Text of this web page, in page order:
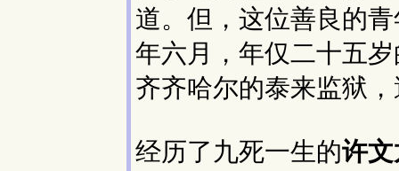
道。但，这位善良的
年六月，年仅二十五
齐齐哈尔的泰来监狱
经历了九死一生的许